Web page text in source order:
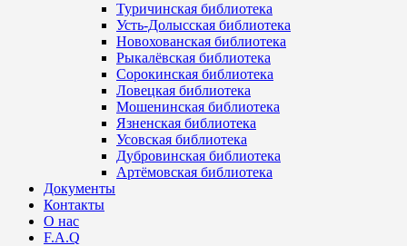
Туричинская библиотека
Усть-Долысская библиотека
Новохованская библиотека
Рыкалёвская библиотека
Сорокинская библиотека
Ловецкая библиотека
Мошенинская библиотека
Язненская библиотека
Усовская библиотека
Дубровинская библиотека
Артёмовская библиотека
Документы
Контакты
О нас
F.A.Q